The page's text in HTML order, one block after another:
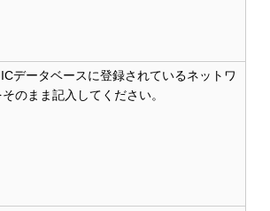
データベースに登録されているネットワ
のまま記入してください。